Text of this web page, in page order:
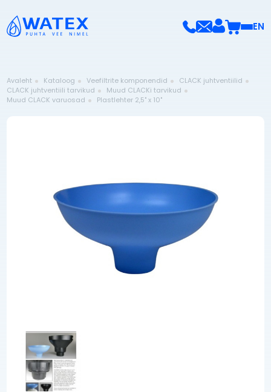
EN
Avaleht Kataloog Veefiltrite komponendid
CLACK juhtventiilid
CLACK juhtventiili tarvikud
Muud CLACKi tarvikud
Muud CLACK varuosad
Plastlehter 2,5" x 10"